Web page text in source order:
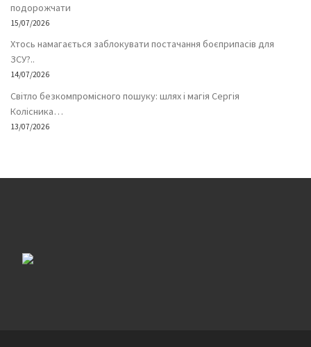
подорожчати
15/07/2026
Хтось намагається заблокувати постачання боєприпасів для
ЗСУ?..
14/07/2026
Світло безкомпромісного пошуку: шлях і магія Сергія
Колісника…
13/07/2026